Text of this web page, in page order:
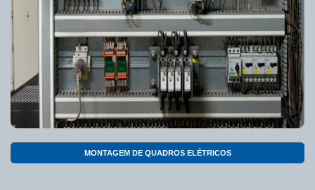
MONTAGEM DE QUADROS ELÉTRICOS